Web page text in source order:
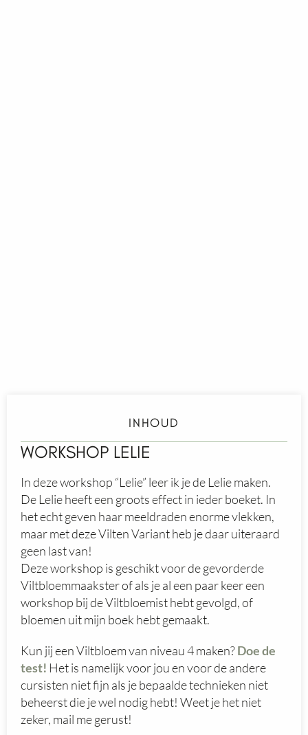
INHOUD
WORKSHOP LELIE
In deze workshop “Lelie” leer ik je de Lelie maken.
De Lelie heeft een groots effect in ieder boeket. In
het echt geven haar meeldraden enorme vlekken,
maar met deze Vilten Variant heb je daar uiteraard
geen last van!
Deze workshop is geschikt voor de gevorderde
Viltbloemmaakster of als je al een paar keer een
workshop bij de Viltbloemist hebt gevolgd, of
bloemen uit mijn boek hebt gemaakt.
Kun jij een Viltbloem van niveau 4 maken?Doe de
test! Het is namelijk voor jou en voor de andere
cursisten niet fijn als je bepaalde technieken niet
beheerst die je wel nodig hebt! Weet je het niet
zeker, mail me gerust!